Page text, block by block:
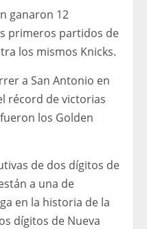
ganaron 12
primeros partidos de
los mismos Knicks.
a San Antonio en
récord de victorias
los Golden
de dos dígitos de
a una de
en la historia de la
dígitos de Nueva